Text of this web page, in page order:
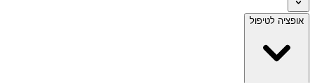
אופציה לטיפול